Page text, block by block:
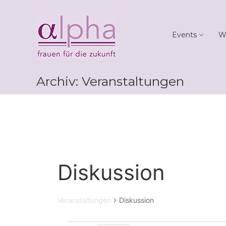
alpha
Frauen
für
die
Events
Archiv: Veranstaltungen
Diskussion
Veranstaltungen Diskussion